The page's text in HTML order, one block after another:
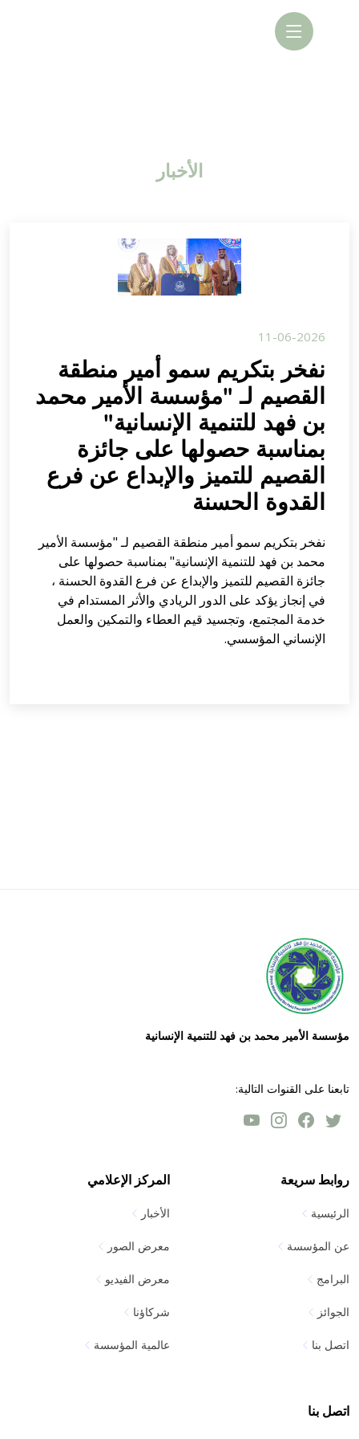
الأخبار
11-06-2026
نفخر بتكريم سمو أمير منطقة
القصيم لـ "مؤسسة الأمير محمد
بن فهد للتنمية الإنسانية"
بمناسبة حصولها على جائزة
القصيم للتميز والإبداع عن فرع
القدوة الحسنة
نفخر بتكريم سمو أمير منطقة القصيم لـ "مؤسسة الأمير
محمد بن فهد للتنمية الإنسانية" بمناسبة حصولها على
جائزة القصيم للتميز والإبداع عن فرع القدوة الحسنة ،
في إنجاز يؤكد على الدور الريادي والأثر المستدام في
خدمة المجتمع، وتجسيد قيم العطاء والتمكين والعمل
الإنساني المؤسسي.
مؤسسة الأمير محمد بن فهد للتنمية الإنسانية
تابعنا على القنوات التالية:
روابط سريعة
الرئيسية
عن المؤسسة
البرامج
الجوائز
اتصل بنا
المركز الإعلامي
الأخبار
معرض الصور
معرض الفيديو
شركاؤنا
عالمية المؤسسة
اتصل بنا